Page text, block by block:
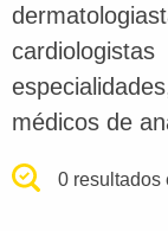
médicos de
0 resultados